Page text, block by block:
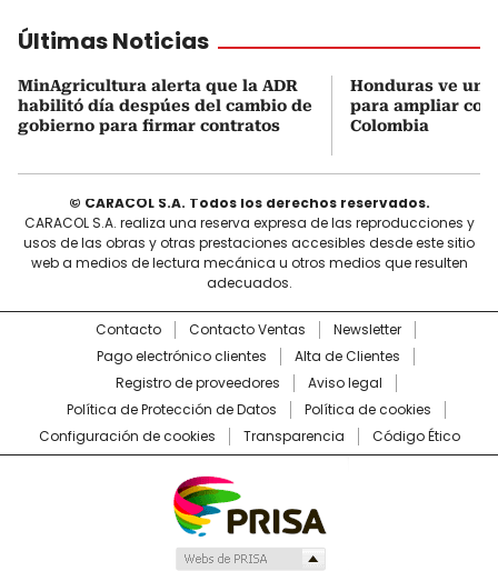
Últimas Noticias
MinAgricultura alerta que la ADR
habilitó día despúes del cambio de
gobierno para firmar contratos
Honduras ve
para ampliar
Colombia
© CARACOL S.A. Todos los derechos reservados.
CARACOL S.A. realiza una reserva expresa de las reproducciones y
usos de las obras y otras prestaciones accesibles desde este sitio
web a medios de lectura mecánica u otros medios que resulten
adecuados.
Contacto Contacto Ventas
Newsletter
Pago electrónico clientes
Alta de Clientes
Registro de proveedores
Aviso legal
Política de Protección de Datos
Política de cookies
Configuración de cookies
Transparencia Código Ético